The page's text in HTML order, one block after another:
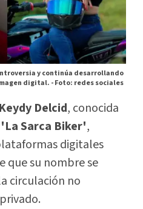
y continúa desarrollando
digital. -Foto: redes sociales
Keydy Delcid, conocida
'La Sarca Biker',
digitales
que su nombre se
circulación no